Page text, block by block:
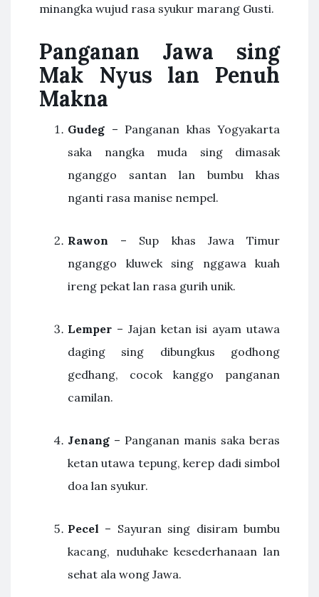
minangka wujud rasa syukur marang Gusti.
Panganan Jawa sing
Mak Nyus lan Penuh
Makna
Gudeg – Panganan khas Yogyakarta
saka nangka muda sing dimasak
nganggo santan lan bumbu khas
nganti rasa manise nempel.
Rawon – Sup khas Jawa Timur
nganggo kluwek sing nggawa kuah
ireng pekat lan rasa gurih unik.
Lemper – Jajan ketan isi ayam utawa
daging sing dibungkus godhong
gedhang, cocok kanggo panganan
camilan.
Jenang – Panganan manis saka beras
ketan utawa tepung, kerep dadi simbol
doa lan syukur.
Pecel – Sayuran sing disiram bumbu
kacang, nuduhake kesederhanaan lan
sehat ala wong Jawa.